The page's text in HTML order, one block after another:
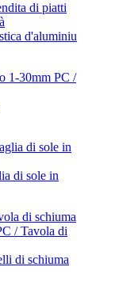
d'aluminiu
di sole in
di schiuma